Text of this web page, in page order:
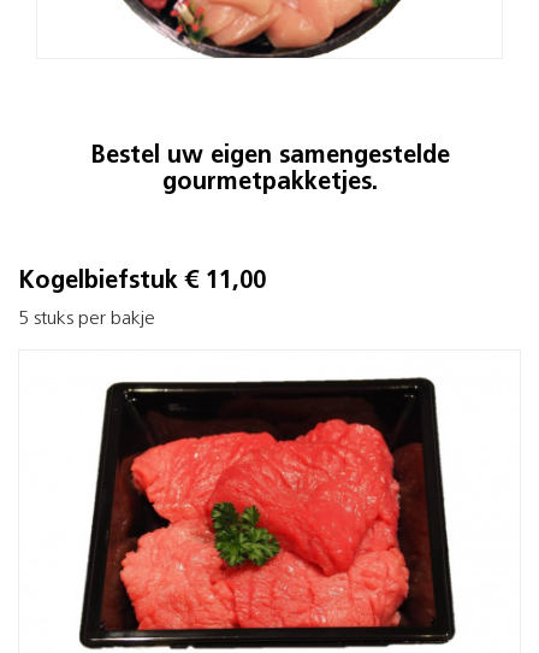
Bestel uw eigen samengestelde
gourmetpakketjes.
Kogelbiefstuk € 11,00
5 stuks per bakje